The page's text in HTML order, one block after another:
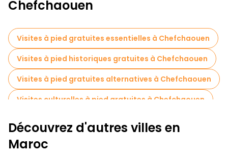
Chefchaouen
Visites à pied gratuites essentielles à Chefchaouen
Visites à pied historiques gratuites à Chefchaouen
Visites à pied gratuites alternatives à Chefchaouen
Visites culturelles à pied gratuites à Chefchaouen
Visites photographiques en Chefchaouen
Découvrez d'autres villes en
Maroc